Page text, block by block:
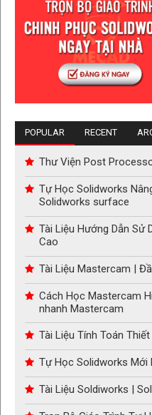
POPULAR RECENT
Thư Viện Post
Tự Học Solidworks
Solidworks surface
Tài Liệu Hướng Dẫn Sử
Cao
Tài Liệu Mastercam |
Cách Học Mastercam
nhanh Mastercam
Tài Liệu Tính Toán
Tự Học Solidworks Mới
Tài Liệu Soldiworks |